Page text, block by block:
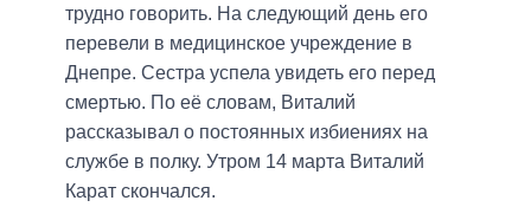
трудно говорить. На следующий день его
перевели в медицинское учреждение в
Днепре. Сестра успела увидеть его перед
смертью. По её словам, Виталий
рассказывал о постоянных избиениях на
службе в полку. Утром 14 марта Виталий
Карат скончался.